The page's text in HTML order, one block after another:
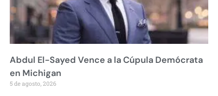
Abdul El-Sayed Vence a la Cúpula Demócrata
en Michigan
5 de agosto, 2026